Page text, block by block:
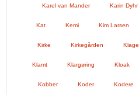
Karel van Mander Karin Dyhr
Kat Kemi Kim Larsen
Kirke Kirkegården Klage
Klamt Klargøring Kloak
Kobber Koder Kodere